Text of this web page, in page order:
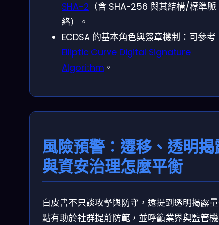
SHA-2 （含 SHA-256 與其結構/標準脈
絡）。
ECDSA 的基本角色與簽章機制：可參考
Elliptic Curve Digital Signature
Algorithm 。
風險預警：遷移、透明揭
與資安治理怎麼平衡
白皮書不只談攻擊與防守，還提到透明揭露
點有助於社群提前防範，並呼籲業界與監管